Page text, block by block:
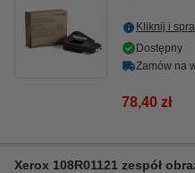
Kliknij i
Dostępny
Zamów na
78,40 zł
Xerox 108R01121 zespół